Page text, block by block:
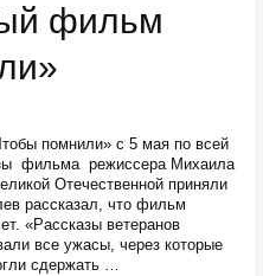
фильм
помнили» с 5 мая по всей
фильма режиссера Михаила
Отечественной приняли
рассказал, что фильм
«Рассказы ветеранов
все ужасы, через которые
сдержать …